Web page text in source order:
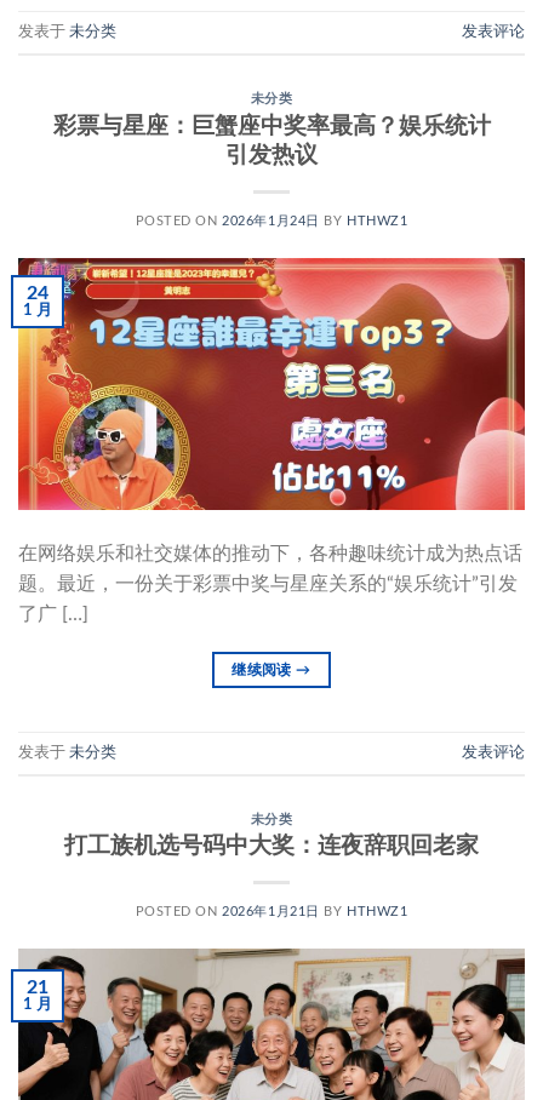
发表于 未分类 发表评论
未分类
彩票与星座：巨蟹座中奖率最高？娱乐统计
引发热议
POSTED ON 2026年1月24日 BY HTHWZ1
24
1 月
在网络娱乐和社交媒体的推动下，各种趣味统计成为热点话
题。最近，一份关于彩票中奖与星座关系的“娱乐统计”引发
了广 […]
继续阅读→
发表于 未分类 发表评论
未分类
打工族机选号码中大奖：连夜辞职回老家
POSTED ON2026年1月21日 BY HTHWZ1
21
1 月